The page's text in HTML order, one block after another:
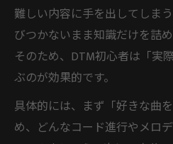
難しい内容に手を出してしま
びつかないまま知識だけを詰
そのため、DTM初心者は「実
ぶのが効果的です。
具体的には、まず「好きな曲
め、どんなコード進行やメロ